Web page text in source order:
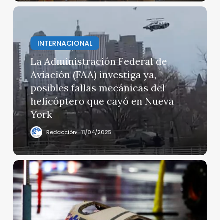
lo
sabe
La
Federal
de
Aviación
(FAA)
investiga
ya,
posibles
fallas
mecánicas
helicóptero
que
cayó
en
Nueva
INTERNACIONAL
La Administración Federal de
Aviación (FAA) investiga ya,
posibles fallas mecánicas del
helicóptero que cayó en Nueva
York
Redacción 11/04/2025
Seis
mexicanos
mueren
en
trágico